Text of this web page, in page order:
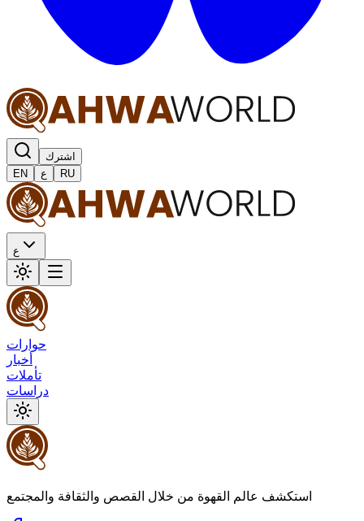
اشترك
EN
ع RU
ع
حوارات
أخبار
تأملات
دراسات
استكشف عالم القهوة من خلال القصص والثقافة والمجتمع